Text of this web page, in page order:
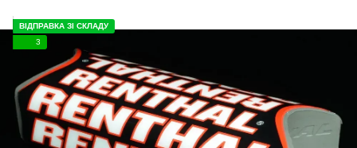
ВІДПРАВКА ЗІ СКЛАДУ
3